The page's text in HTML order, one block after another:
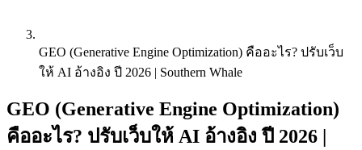
GEO (Generative Engine Optimization) คืออะไร? ปรับเว็บ
ให้ AI อ้างอิง ปี 2026 | Southern Whale
GEO (Generative Engine Optimization)
คืออะไร? ปรับเว็บให้ AI อ้างอิง ปี 2026 |